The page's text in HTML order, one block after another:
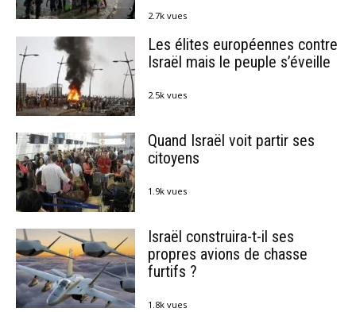
2.7k vues
Les élites européennes contre
Israël mais le peuple s’éveille
2.5k vues
Quand Israël voit partir ses
citoyens
1.9k vues
Israël construira-t-il ses
propres avions de chasse
furtifs ?
1.8k vues